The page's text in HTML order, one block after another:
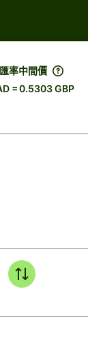
率中間價
= 0.5303 GBP